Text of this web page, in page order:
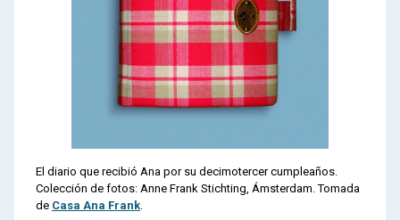
El diario que recibió Ana por su decimotercer cumpleaños.
Colección de fotos: Anne Frank Stichting, Ámsterdam. Tomada
de Casa Ana Frank